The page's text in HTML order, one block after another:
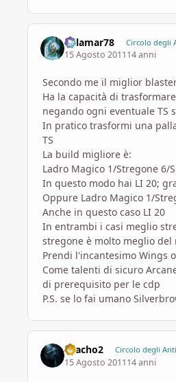
dalamar78 Circolo degli
15 Agosto 201114 anni
Secondo me il miglior
Ha la capacità di
negando ogni eventuale TS
In pratico trasformi una
TS
La build migliore è:
Ladro Magico 1/Stregone
In questo modo hai LI 20;
Oppure Ladro Magico 1/
Anche in questo caso LI 20
In entrambi i casi meglio
stregone è molto meglio
Prendi l'incantesimo Wings
Come talenti di sicuro
di prerequisito per le cdp
P.S. se lo fai umano
chacho2 Circolo degli
15 Agosto 201114 anni